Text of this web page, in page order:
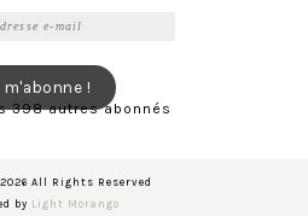
m'abonne !
398 autres abonnés
All Rights Reserved
by Light Morango